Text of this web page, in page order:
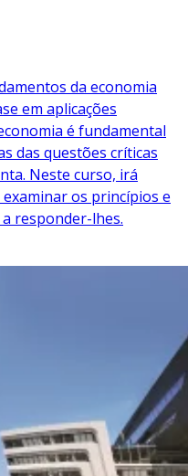
da economia
em aplicações
é fundamental
das questões críticas
Neste curso, irá
os princípios e
responder-lhes.